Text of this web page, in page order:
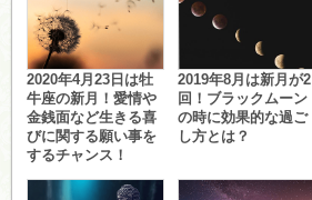
2020年4月23日は牡
牛座の新月！愛情や
金銭面など生きる喜
びに関する願い事を
するチャンス！
2019年8月は新月が2
回！ブラックムーン
の時に効果的な過ご
し方とは？